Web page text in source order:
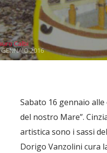
Calbi
2016
Sabato 16 gennaio
del nostro Mare”.
artistica sono i sassi
Dorigo Vanzolini cura